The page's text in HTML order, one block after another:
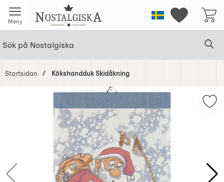
Meny Startsidan för NostalgiskaSverigeMina
Startsidan Kökshandduk Skidåkning